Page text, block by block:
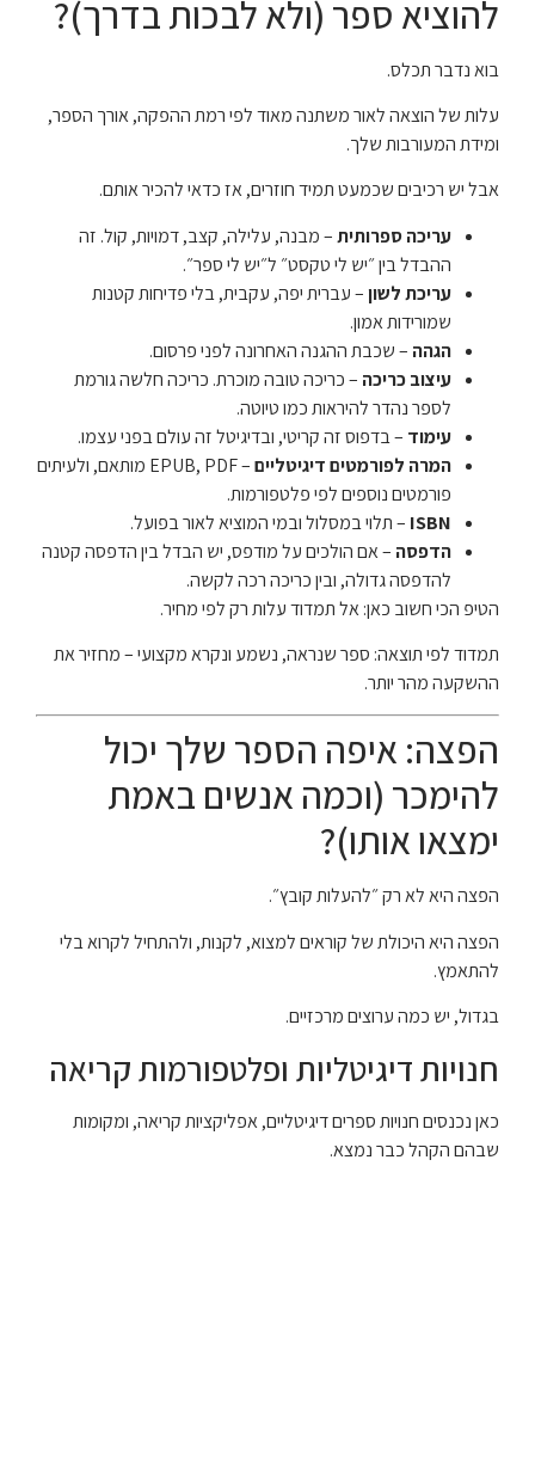
להוציא ספר (ולא לבכות בדרך)?
בוא נדבר תכלס.
עלות של הוצאה לאור משתנה מאוד לפי רמת ההפקה, אורך הספר,
ומידת המעורבות שלך.
אבל יש רכיבים שכמעט תמיד חוזרים, אז כדאי להכיר אותם.
עריכה ספרותית– מבנה, עלילה, קצב, דמויות, קול. זה
ההבדל בין ״יש לי טקסט״ ל״יש לי ספר״.
עריכת לשון– עברית יפה, עקבית, בלי פדיחות קטנות
שמורידות אמון.
הגהה – שכבת ההגנה האחרונה לפני פרסום.
עיצוב כריכה – כריכה טובה מוכרת. כריכה חלשה גורמת
לספר נהדר להיראות כמו טיוטה.
עימוד – בדפוס זה קריטי, ובדיגיטל זה עולם בפני עצמו.
המרה לפורמטים דיגיטליים
– EPUB, PDF מותאם, ולעיתים
פורמטים נוספים לפי פלטפורמות.
ISBN – תלוי במסלול ובמי המוציא לאור בפועל.
הדפסה – אם הולכים על מודפס, יש הבדל בין הדפסה קטנה
להדפסה גדולה, ובין כריכה רכה לקשה.
הטיפ הכי חשוב כאן: אל תמדוד עלות רק לפי מחיר.
תמדוד לפי תוצאה: ספר שנראה, נשמע ונקרא מקצועי – מחזיר את
ההשקעה מהר יותר.
הפצה: איפה הספר שלך יכול
להימכר (וכמה אנשים באמת
ימצאו אותו)?
הפצה היא לא רק ״להעלות קובץ״.
הפצה היא היכולת של קוראים למצוא, לקנות, ולהתחיל לקרוא בלי
להתאמץ.
בגדול, יש כמה ערוצים מרכזיים.
חנויות דיגיטליות ופלטפורמות קריאה
כאן נכנסים חנויות ספרים דיגיטליים, אפליקציות קריאה, ומקומות
שבהם הקהל כבר נמצא.